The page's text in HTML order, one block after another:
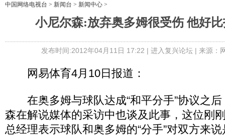
中国网络电视台 > 新闻台 > 新闻中心 >
小尼尔森:放弃奥多姆很受伤 他好
发布时间:2012年04月11日 17:22 | 进入复兴论坛| 来源：
网易体育4月10日报道：
在奥多姆与球队达成“和平分手”协议之后
森在解说媒体的采访中也谈及此事，这位刚
总经理表示球队和奥多姆的“分手”对双方来